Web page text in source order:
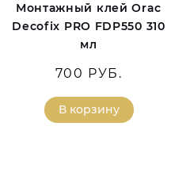
Монтажный клей Orac
Decofix PRO FDP550 310
мл
700 РУБ.
В корзину